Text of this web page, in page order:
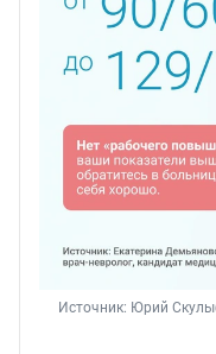
Источник: Юрий